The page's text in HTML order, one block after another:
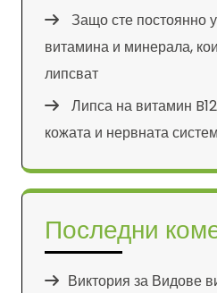
Защо сте постоянно
витамина и минерала,
липсват
Липса на витамин
кожата и нервната
Последни
Виктория за Видове